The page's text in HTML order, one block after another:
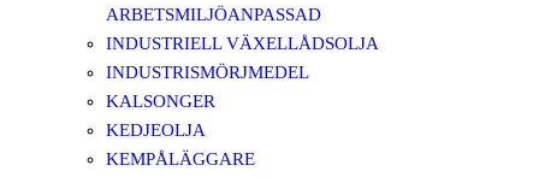
ARBETSMILJÖANPASSAD
INDUSTRIELL VÄXELLÅDSOLJA
INDUSTRISMÖRJMEDEL
KALSONGER
KEDJEOLJA
KEMPÅLÄGGARE